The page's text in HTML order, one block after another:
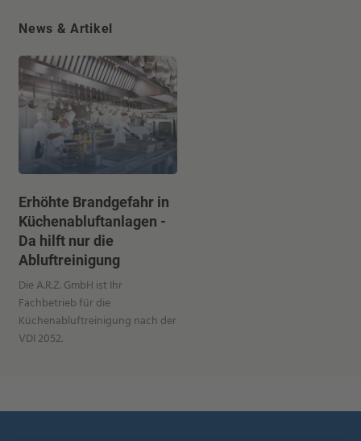
News & Artikel
Erhöhte Brandgefahr in
Küchenabluftanlagen -
Da hilft nur die
Abluftreinigung
Die A.R.Z. GmbH ist Ihr
Fachbetrieb für die
Küchenabluftreinigung nach der
VDI 2052.